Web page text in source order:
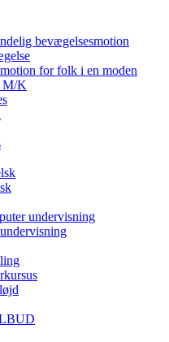
bevægelsesmotion
for folk i en moden
M/K
undervisning